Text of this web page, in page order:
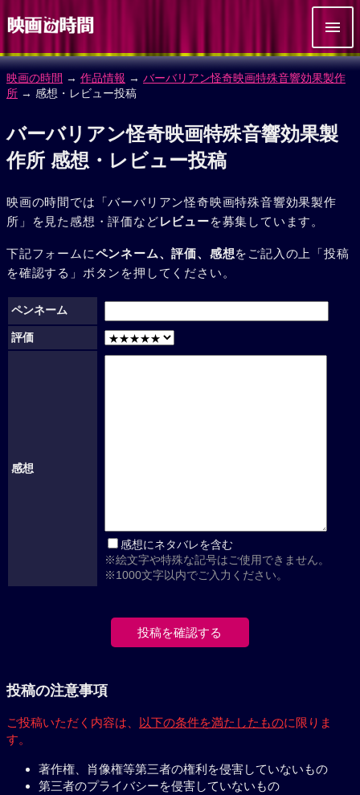
映画の時間 → 作品情報 → バーバリアン怪奇映画特殊音響効果製作
所 → 感想・レビュー投稿
バーバリアン怪奇映画特殊音響効果製
作所 感想・レビュー投稿
映画の時間では「バーバリアン怪奇映画特殊音響効果製作
所」を見た感想・評価などレビューを募集しています。
下記フォームにペンネーム、評価、感想をご記入の上「投稿
を確認する」ボタンを押してください。
ペンネーム
評価
感想
感想にネタバレを含む
※絵文字や特殊な記号はご使用できません。
※1000文字以内でご入力ください。
投稿の注意事項
ご投稿いただく内容は、 以下の条件を満たしたものに限りま
す。
著作権、肖像権等第三者の権利を侵害していないもの
第三者のプライバシーを侵害していないもの